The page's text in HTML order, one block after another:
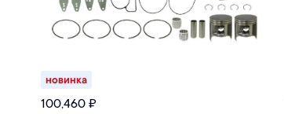
новинка
100,460 ₽